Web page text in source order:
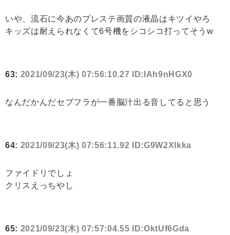
いや、流石に今あのプレステ画質の液晶はキツイやろ
キッズは耐えられなくて6号機をシコシコ打ってそうw
63: 2021/09/23(木) 07:56:10.27 ID:IAh9nHGX0
なんだかんだセブフラが一番脳汁出る音してると思う
64: 2021/09/23(木) 07:56:11.92 ID:G9W2XIkka
ファイドリでしょ
クリスえっちやし
65: 2021/09/23(木) 07:57:04.55 ID:OktUf6Gda